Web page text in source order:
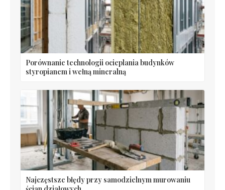
Porównanie technologii ocieplania budynków
styropianem i wełną mineralną
Najczęstsze błędy przy samodzielnym murowaniu